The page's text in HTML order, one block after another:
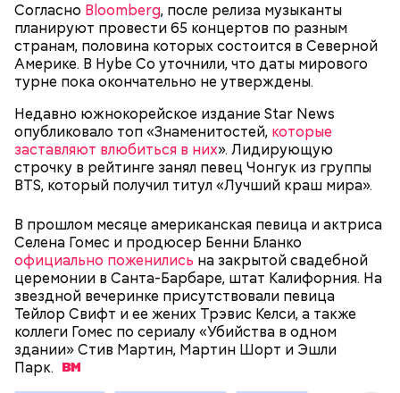
Согласно Bloomberg, после релиза музыканты
планируют провести 65 концертов по разным
странам, половина которых состоится в Северной
Америке. В Hybe Co уточнили, что даты мирового
турне пока окончательно не утверждены.
Недавно южнокорейское издание Star News
опубликовало топ «Знаменитостей, которые
заставляют влюбиться в них». Лидирующую
строчку в рейтинге занял певец Чонгук из группы
BTS, который получил титул «Лучший краш мира».
В прошлом месяце американская певица и актриса
Селена Гомес и продюсер Бенни Бланко
официально поженились на закрытой свадебной
церемонии в Санта-Барбаре, штат Калифорния. На
звездной вечеринке присутствовали певица
Тейлор Свифт и ее жених Трэвис Келси, а также
коллеги Гомес по сериалу «Убийства в одном
здании» Стив Мартин, Мартин Шорт и Эшли
Парк.
День «Счастье случается»
Противень ставится в духовку, разогретую до 180–
190 градусов. Спагетти из кабачка нужно запекать
25–30 минут.